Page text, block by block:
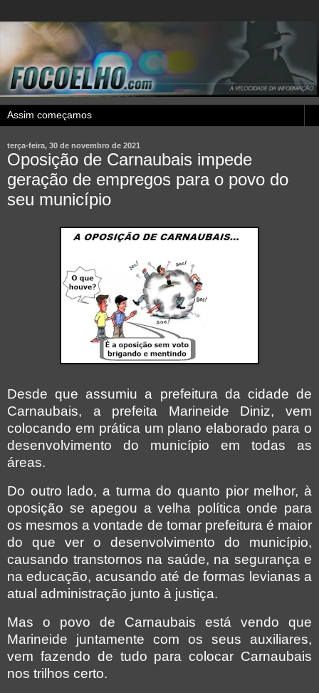
terça-feira, 30 de novembro de 2021
Oposição de Carnaubais impede
geração de empregos para o povo do
seu município
Desde que assumiu a prefeitura da cidade de
Carnaubais, a prefeita Marineide Diniz, vem
colocando em prática um plano elaborado para o
desenvolvimento do município em todas as
áreas.
Do outro lado, a turma do quanto pior melhor, à
oposição se apegou a velha política onde para
os mesmos a vontade de tomar prefeitura é maior
do que ver o desenvolvimento do município,
causando transtornos na saúde, na segurança e
na educação, acusando até de formas levianas a
atual administração junto à justiça.
Mas o povo de Carnaubais está vendo que
Marineide juntamente com os seus auxiliares,
vem fazendo de tudo para colocar Carnaubais
nos trilhos certo.